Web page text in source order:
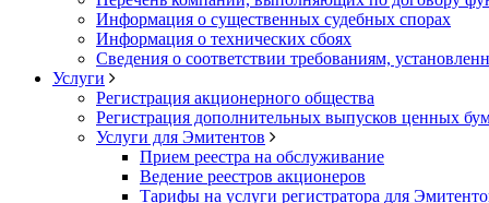
Информация о существенных судебных спорах
Информация о технических сбоях
Сведения о соответствии требованиям,
Услуги
Регистрация акционерного общества
Регистрация дополнительных выпусков ценных
Услуги для Эмитентов
Прием реестра на обслуживание
Ведение реестров акционеров
Тарифы на услуги регистратора для